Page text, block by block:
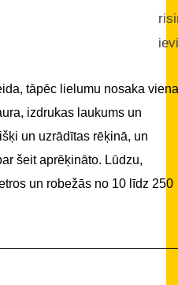
tāpēc lielumu nosaka
izdrukas laukums un
un uzrādītas rēķinā, un
šeit aprēķināto. Lūdzu,
un robežās no 10 līdz 250